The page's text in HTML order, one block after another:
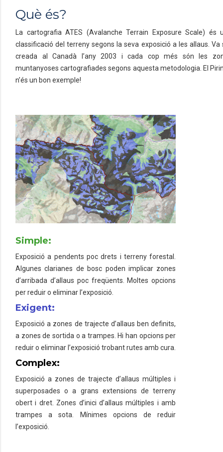
Què és?
La cartografia ATES (Avalanche Terrain Exposure Scale) és
classificació del terreny segons la seva exposició a les allaus. Va
creada al Canadà l’any 2003 i cada cop més són les
muntanyoses cartografiades segons aquesta metodologia. El
n’és un bon exemple!
Simple:
Exposició a pendents poc drets i terreny forestal.
Algunes clarianes de bosc poden implicar zones
d’arribada d’allaus poc freqüents. Moltes opcions
per reduir o eliminar l’exposició.
Exigent:
Exposició a zones de trajecte d’allaus ben definits,
a zones de sortida o a trampes. Hi han opcions per
reduir o eliminar l’exposició trobant rutes amb cura.
Complex:
Exposició a zones de trajecte d’allaus múltiples i
superposades o a grans extensions de terreny
obert i dret. Zones d’inici d’allaus múltiples i amb
trampes a sota. Mínimes opcions de reduir
l’exposició.